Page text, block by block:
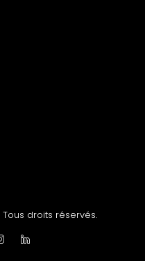
droits réservés.